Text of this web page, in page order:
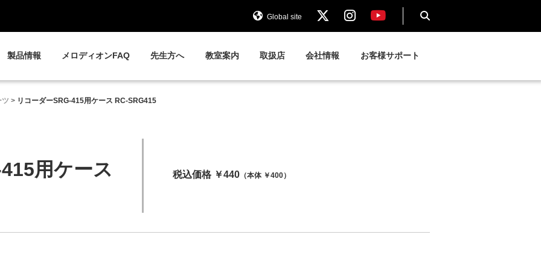
Global site
製品情報 メロディオンFAQ 先生方へ 教室案内 取扱店 会社情報 お客様サポート
ツ > リコーダーSRG-415用ケース RC-SRG415
用ケース 税込価格 ￥440 （本体 ￥400）